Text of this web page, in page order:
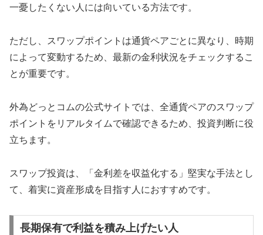
一憂したくない人には向いている方法です。
ただし、スワップポイントは通貨ペアごとに異なり、時期
によって変動するため、最新の金利状況をチェックするこ
とが重要です。
外為どっとコムの公式サイトでは、全通貨ペアのスワップ
ポイントをリアルタイムで確認できるため、投資判断に役
立ちます。
スワップ投資は、「金利差を収益化する」堅実な手法とし
て、着実に資産形成を目指す人におすすめです。
長期保有で利益を積み上げたい人